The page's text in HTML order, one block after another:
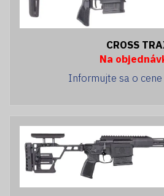
CROSS
Na
Informujte sa o